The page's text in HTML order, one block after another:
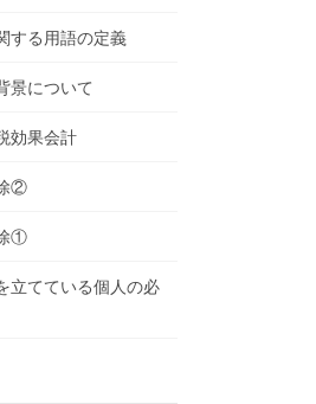
する用語の定義
景について
効果会計
②
①
立てている個人の必